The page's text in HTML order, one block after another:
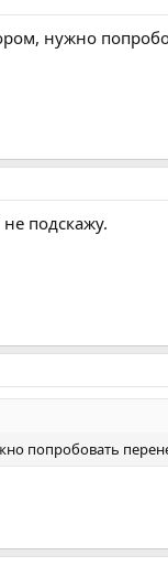
нужно
подскажу.
попробовать